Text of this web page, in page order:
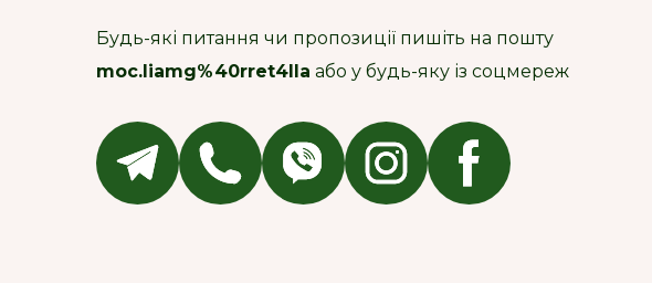
Будь-які питання чи пропозиції пишіть на пошту
moc.liamg%40rret4lla або у будь-яку із соцмереж